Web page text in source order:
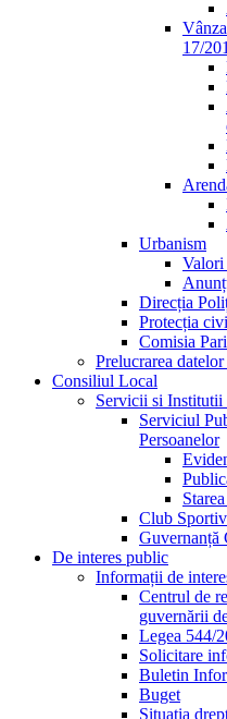
17/
Urbanism
Valori
Direcția
Protecția
Comisia
Prelucrarea
Consiliul Local
Servicii si Institutii
Serviciul
Persoanelor
Club
Guvernanță
De interes public
Informații de
Centrul de
guvernării
Legea 544/
Solicitare
Buletin
Buget
Situația